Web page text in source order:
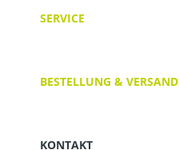
SERVICE
BESTELLUNG & VERSAND
KONTAKT